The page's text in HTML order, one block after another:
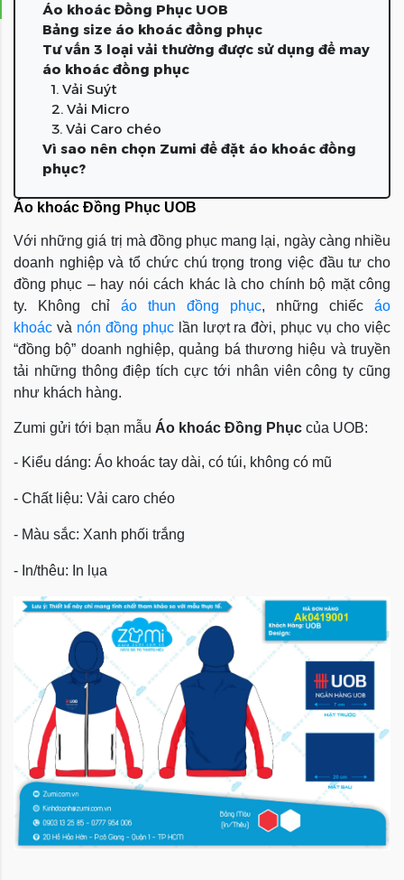
Áo khoác Đồng Phục UOB
Bảng size áo khoác đồng phục
Tư vấn 3 loại vải thường được sử dụng để may
áo khoác đồng phục
1. Vải Suýt
2. Vải Micro
3. Vải Caro chéo
Vì sao nên chọn Zumi để đặt áo khoác đồng
phục?
Áo khoác Đồng Phục UOB
Với những giá trị mà đồng phục mang lại, ngày càng nhiều
doanh nghiệp và tổ chức chú trọng trong việc đầu tư cho
đồng phục – hay nói cách khác là cho chính bộ mặt công
ty. Không chỉ áo thun đồng phục, những chiếc áo
khoác và nón đồng phụclần lượt ra đời, phục vụ cho việc
“đồng bộ” doanh nghiệp, quảng bá thương hiệu và truyền
tải những thông điệp tích cực tới nhân viên công ty cũng
như khách hàng.
Zumi gửi tới bạn mẫu Áo khoác Đồng Phục của UOB:
- Kiểu dáng: Áo khoác tay dài, có túi, không có mũ
- Chất liệu: Vải caro chéo
- Màu sắc: Xanh phối trắng
- In/thêu: In lụa